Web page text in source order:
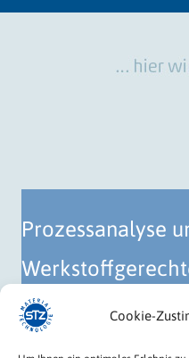
Cookie-
Prozessanalyse
Beahndlung